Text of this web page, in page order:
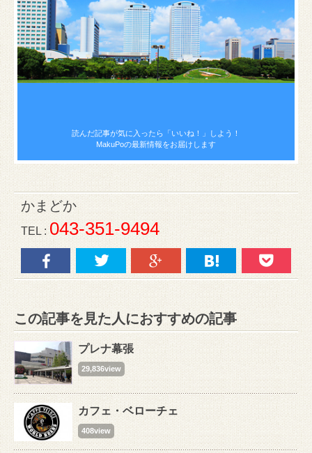
読んだ記事が気に入ったら 「いいね！」しよう！
MakuPoの最新情報をお届けします
かまどか
TEL :043-351-9494
この記事を見た人におすすめの記事
プレナ幕張
29,836view
カフェ・ベローチェ
408view